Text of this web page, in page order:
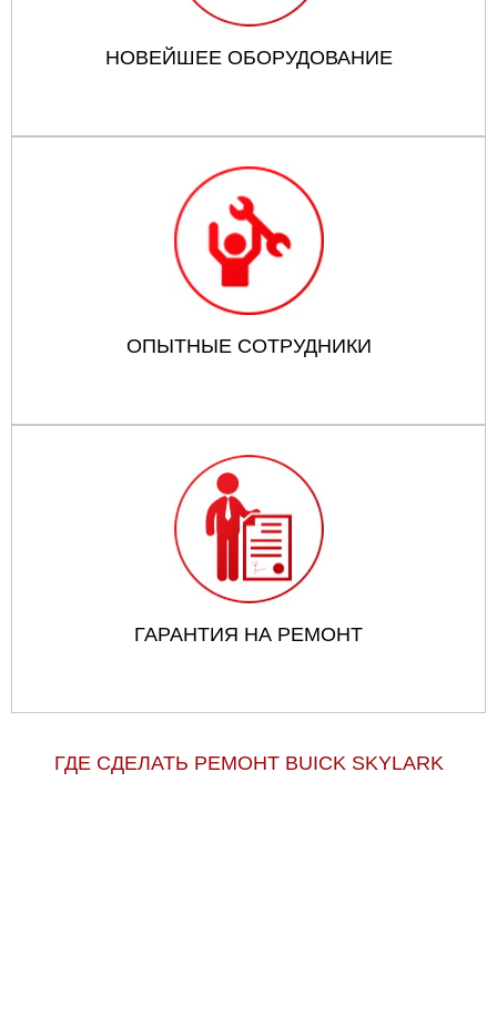
НОВЕЙШЕЕ ОБОРУДОВАНИЕ
ОПЫТНЫЕ СОТРУДНИКИ
ГАРАНТИЯ НА РЕМОНТ
ГДЕ СДЕЛАТЬ РЕМОНТ BUICK SKYLARK